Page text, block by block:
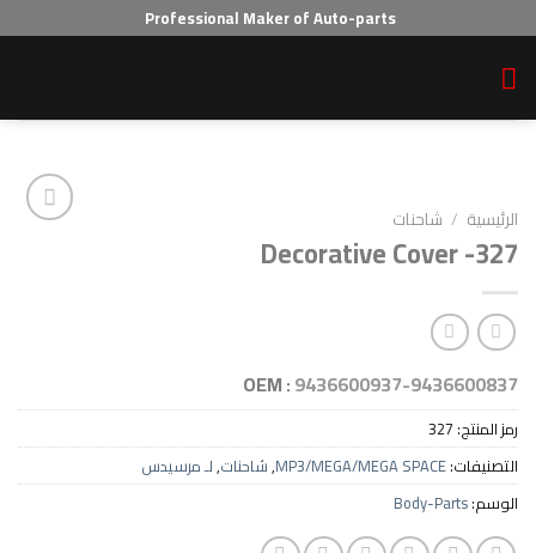
Professional Maker of Auto-parts
شاحنات
Decorative
OEM :9436600937-
MP3/MEGA/MEGA
,شاحنات,لـ مرسيدس
Body-